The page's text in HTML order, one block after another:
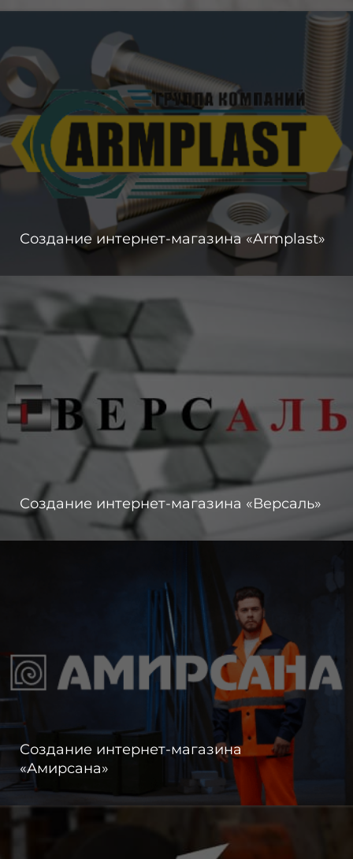
Создание интернет-магазина «Armplast»
Создание интернет-магазина «Версаль»
Создание интернет-магазина
«Амирсана»